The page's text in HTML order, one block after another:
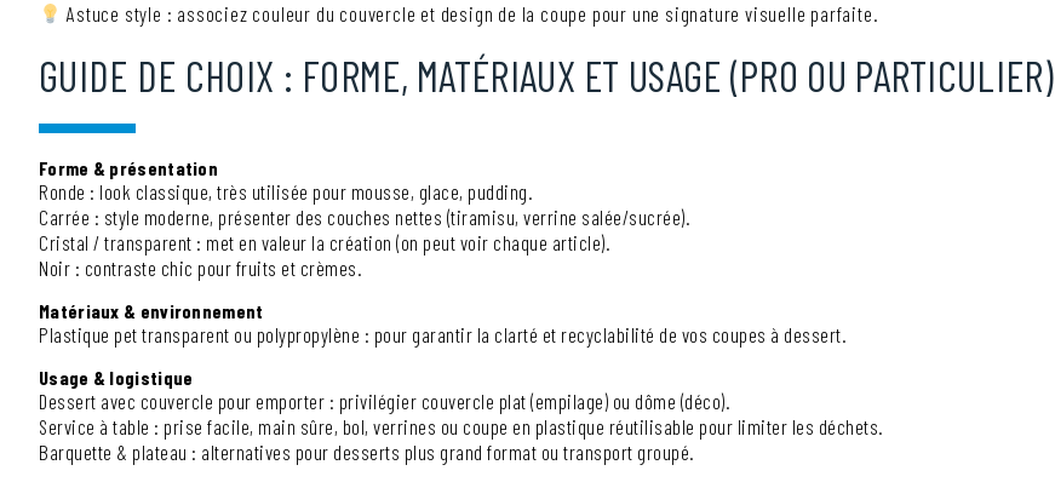
Astuce style : associez couleur du couvercle et design de la coupe pour une signature visuelle parfaite.
GUIDE DE CHOIX : FORME, MATÉRIAUX ET USAGE (PRO OU PARTICULIER)
Forme & présentation
Ronde : look classique, très utilisée pour mousse, glace, pudding.
Carrée : style moderne, présenter des couches nettes (tiramisu, verrine salée/sucrée).
Cristal / transparent : met en valeur la création (on peut voir chaque article).
Noir : contraste chic pour fruits et crèmes.
Matériaux & environnement
Plastique pet transparent ou polypropylène : pour garantir la clarté et recyclabilité de vos coupes à dessert.
Usage & logistique
Dessert avec couvercle pour emporter : privilégier couvercle plat (empilage) ou dôme (déco).
Service à table : prise facile, main sûre, bol, verrines ou coupe en plastique réutilisable pour limiter les déchets.
Barquette & plateau : alternatives pour desserts plus grand format ou transport groupé.